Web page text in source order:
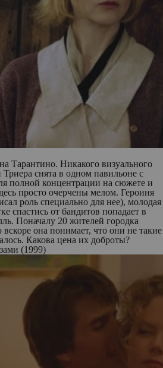
Тарантино. Никакого визуального
снята в одном павильоне с
полной концентрации на сюжете и
просто очерчены мелом. Героиня
роль специально для нее), молодая
спастись от бандитов попадает в
Поначалу 20 жителей городка
она понимает, что они не такие
Какова цена их доброты?
(1999)